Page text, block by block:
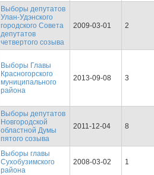
Выборы депутатов
Улан-Удэнского
городского Совета
депутатов
четвертого созыва
2009-03-01 2
Выборы Главы
Красногорского
муниципального
района
2013-09-08 3
Выборы депутатов
Новгородской
областной Думы
пятого созыва
2011-12-04 8
Выборы главы
Сухобузимского
района
2008-03-02 1